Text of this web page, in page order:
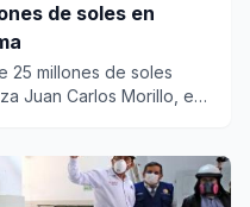
de soles en
25 millones de soles
Juan Carlos Morillo, en